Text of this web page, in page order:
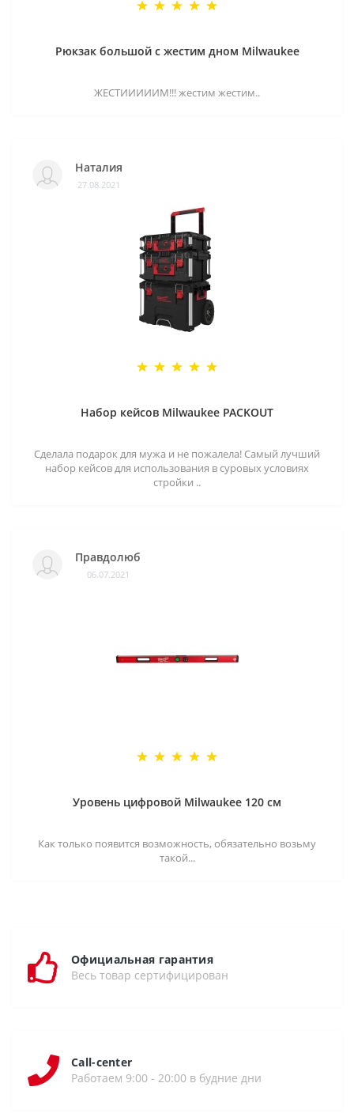
Рюкзак большой с жестим дном Milwaukee
ЖЕСТИИИИИМ!!! жестим жестим..
Наталия
27.08.2021
Набор кейсов Milwaukee PACKOUT
Сделала подарок для мужа и не пожалела! Самый лучший
набор кейсов для использования в суровых условиях
стройки ..
Правдолюб
06.07.2021
Уровень цифровой Milwaukee 120 см
Как только появится возможность, обязательно возьму
такой...
Официальная гарантия
Весь товар сертифицирован
Call-center
Работаем 9:00 - 20:00 в будние дни